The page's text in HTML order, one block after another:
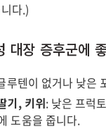
다.)
대장 증후군에
루텐이 없거나 낮은
기, 키위: 낮은 프럭
도움을 줍니다.